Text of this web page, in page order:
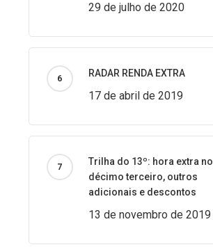
29 de julho de 2020
RADAR RENDA EXTRA
17 de abril de 2019
Trilha do 13º: hora extra no
décimo terceiro, outros
adicionais e descontos
13 de novembro de 2019